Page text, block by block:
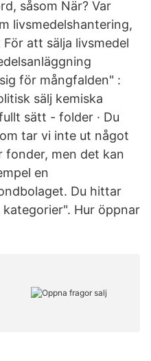
såsom När? Var
livsmedelshantering,
att sälja livsmedel
för mångfalden" :
sälj kemiska
sätt - folder · Du
tar vi inte ut något
men det kan
en
Du hittar
Hur öppnar